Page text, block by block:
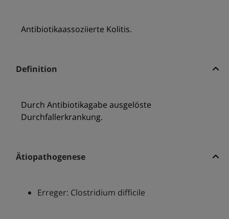
Antibiotikaassoziierte Kolitis.
Definition
Durch Antibiotikagabe ausgelöste
Durchfallerkrankung.
Ätiopathogenese
Erreger: Clostridium difficile